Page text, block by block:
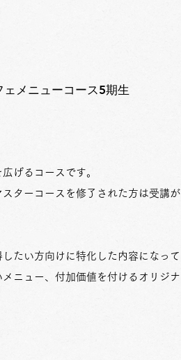
メニューコース5期生
げるコースです。
ターコースを修了された方は受講
い方向けに特化した内容になっ
ニュー、付加価値を付けるオリジ